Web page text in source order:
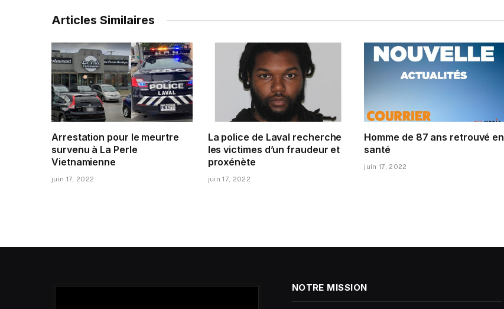
Articles Similaires
Arrestation pour le meurtre
survenu à La Perle
Vietnamienne
juin 17, 2022
La police de Laval recherche
les victimes d’un fraudeur et
proxénète
juin 17, 2022
Homme de 87 ans retrouvé en
santé
juin 17, 2022
NOTRE MISSION